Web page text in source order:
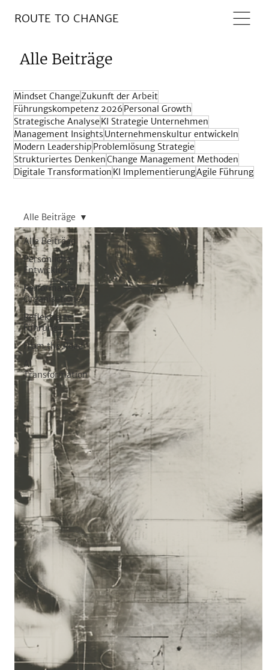
ROUTE TO CHANGE
Alle Beiträge
Mindset ChangeZukunft der Arbeit
Führungskompetenz 2026Personal Growth
Strategische Analyse KI Strategie Unternehmen
Management Insights Unternehmenskultur entwickeln
Modern Leadership Problemlösung Strategie
Strukturiertes DenkenChange Management Methoden
Digitale Transformation KI ImplementierungAgile Führung
Alle Beiträge
Persönliche
Entwicklung
Performante
Organisationen
Reflektierte
Führung
From the Road
AI
Transformation
Alle Beiträge